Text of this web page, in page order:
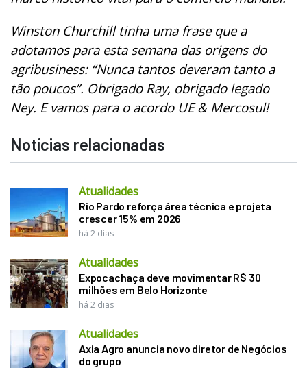
Winston Churchill tinha uma frase que a
adotamos para esta semana das origens do
agribusiness: “Nunca tantos deveram tanto a
tão poucos”. Obrigado Ray, obrigado legado
Ney. E vamos para o acordo UE & Mercosul!
Notícias relacionadas
Atualidades
Rio Pardo reforça área técnica e projeta
crescer 15% em 2026
há 2 dias
Atualidades
Expocachaça deve movimentar R$ 30
milhões em Belo Horizonte
há 2 dias
Atualidades
Axia Agro anuncia novo diretor de Negócios
do grupo